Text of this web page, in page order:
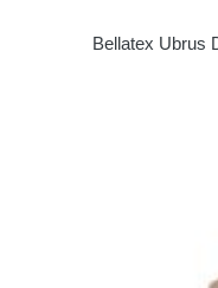
Bellatex Ubrus